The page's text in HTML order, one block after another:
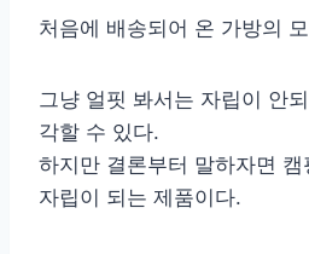
처음에 배송되어 온 가방의
그냥 얼핏 봐서는 자립이 안
각할 수 있다.
하지만 결론부터 말하자면
자립이 되는 제품이다.